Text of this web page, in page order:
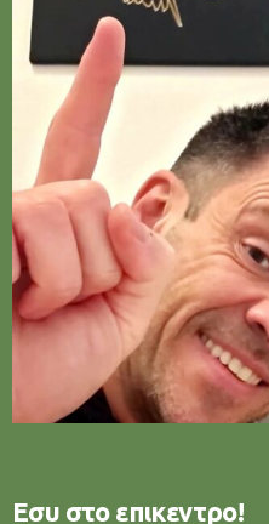
Εσυ στο επικεντρο!